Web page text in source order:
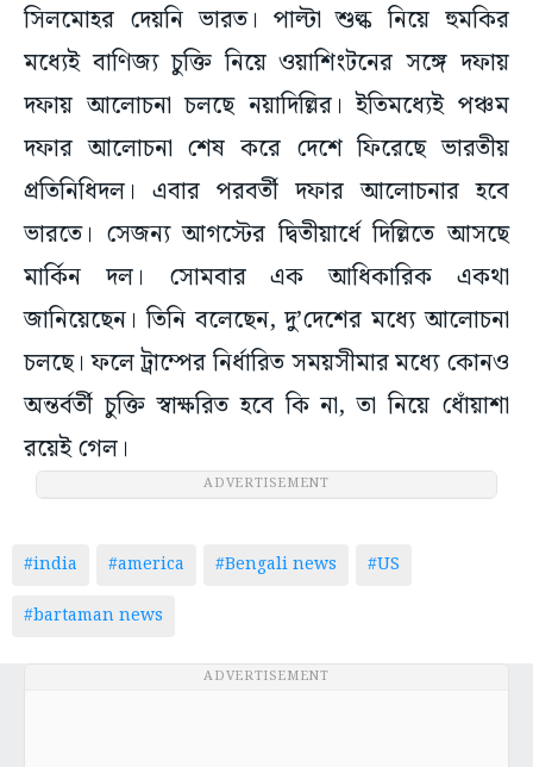
সিলমোহর দেয়নি ভারত। পাল্টা শুল্ক নিয়ে হুমকির
মধ্যেই বাণিজ্য চুক্তি নিয়ে ওয়াশিংটনের সঙ্গে দফায়
দফায় আলোচনা চলছে নয়াদিল্লির। ইতিমধ্যেই পঞ্চম
দফার আলোচনা শেষ করে দেশে ফিরেছে ভারতীয়
প্রতিনিধিদল। এবার পরবর্তী দফার আলোচনার হবে
ভারতে। সেজন্য আগস্টের দ্বিতীয়ার্ধে দিল্লিতে আসছে
মার্কিন দল। সোমবার এক আধিকারিক একথা
জানিয়েছেন। তিনি বলেছেন, দু’দেশের মধ্যে আলোচনা
চলছে। ফলে ট্রাম্পের নির্ধারিত সময়সীমার মধ্যে কোনও
অন্তর্বর্তী চুক্তি স্বাক্ষরিত হবে কি না, তা নিয়ে ধোঁয়াশা
রয়েই গেল।
ADVERTISEMENT
#india #america #Bengali news
#US
#bartaman news
ADVERTISEMENT